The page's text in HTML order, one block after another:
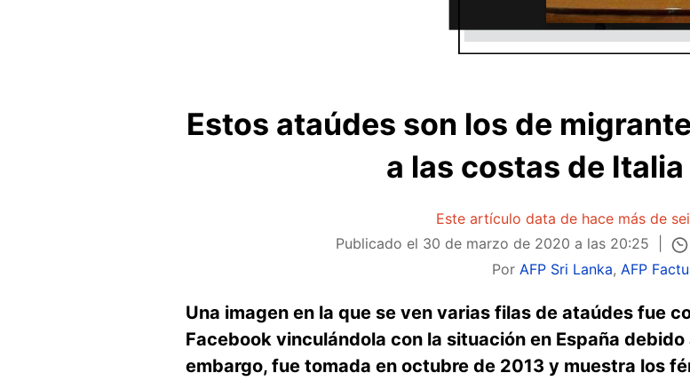
Estos ataúdes son los de
a las costas de
Este artículo data de hace más de
Publicado el 30 de marzo de 2020 a las 20:25
Por AFP Sri Lanka, AFP
Una imagen en la que se ven varias filas de ataúdes fue
Facebook vinculándola con la situación en España
embargo, fue tomada en octubre de 2013 y muestra los